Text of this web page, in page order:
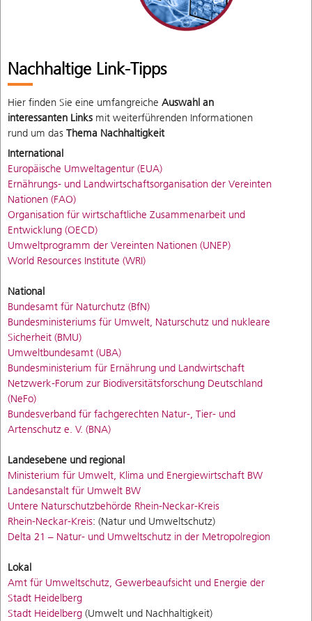
Nachhaltige Link-Tipps
Hier finden Sie eine umfangreiche Auswahl an
interessanten Links mit weiterführenden Informationen
rund um das Thema Nachhaltigkeit
International
Europäische Umweltagentur (EUA)
Ernährungs- und Landwirtschaftsorganisation der Vereinten
Nationen (FAO)
Organisation für wirtschaftliche Zusammenarbeit und
Entwicklung (OECD)
Umweltprogramm der Vereinten Nationen (UNEP)
World Resources Institute (WRI)
National
Bundesamt für Naturchutz (BfN)
Bundesministeriums für Umwelt, Naturschutz und nukleare
Sicherheit (BMU)
Umweltbundesamt (UBA)
Bundesministerium für Ernährung und Landwirtschaft
Netzwerk-Forum zur Biodiversitätsforschung Deutschland
(NeFo)
Bundesverband für fachgerechten Natur-, Tier- und
Artenschutz e. V. (BNA)
Landesebene und regional
Ministerium für Umwelt, Klima und Energiewirtschaft BW
Landesanstalt für Umwelt BW
Untere Naturschutzbehörde Rhein-Neckar-Kreis
Rhein-Neckar-Kreis: (Natur und Umweltschutz)
Delta 21 – Natur- und Umweltschutz in der Metropolregion
Lokal
Amt für Umweltschutz, Gewerbeaufsicht und Energie der
Stadt Heidelberg
Stadt Heidelberg (Umwelt und Nachhaltigkeit)